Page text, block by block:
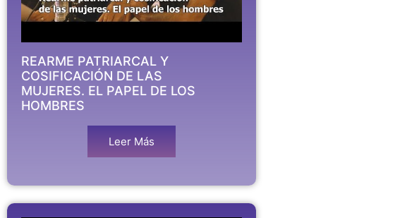
REARME PATRIARCAL Y
COSIFICACIÓN DE LAS
MUJERES. EL PAPEL DE LOS
HOMBRES
Leer Más